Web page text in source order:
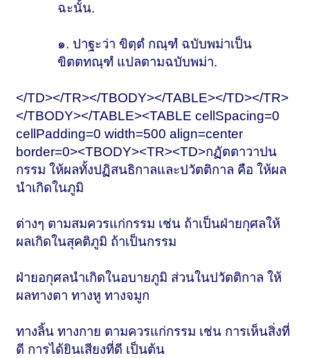
ฉะนั้น.
๑. ปาฐะว่า ขิตฺตํ กณฺฑํ ฉบับพม่าเป็น
ขิตตทณฺฑํ แปลตามฉบับพม่า.
</TD></TR></TBODY></TABLE></TD></TR>
</TBODY></TABLE><TABLE cellSpacing=0
cellPadding=0 width=500 align=center
border=0><TBODY><TR><TD>กฏัตตาวาปน
กรรม ให้ผลทั้งปฏิสนธิกาลและปวัตติกาล คือ ให้ผล
นำเกิดในภูมิ
ต่างๆ ตามสมควรแก่กรรม เช่น ถ้าเป็นฝ่ายกุศลให้
ผลเกิดในสุคติภูมิ ถ้าเป็นกรรม
ฝ่ายอกุศลนำเกิดในอบายภูมิ ส่วนในปวัตติกาล ให้
ผลทางตา ทางหู ทางจมูก
ทางลิ้น ทางกาย ตามควรแก่กรรม เช่น การเห็นสิ่งที่
ดี การได้ยินเสียงที่ดี เป็นต้น